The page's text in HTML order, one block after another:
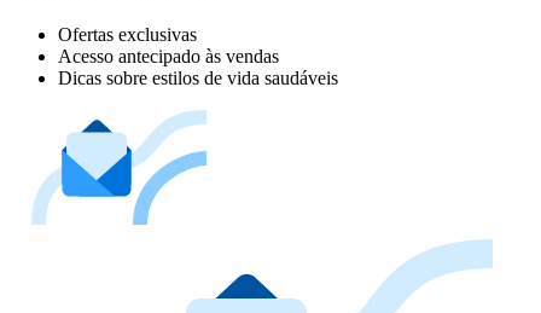
Ofertas exclusivas
Acesso antecipado às vendas
Dicas sobre estilos de vida saudáveis